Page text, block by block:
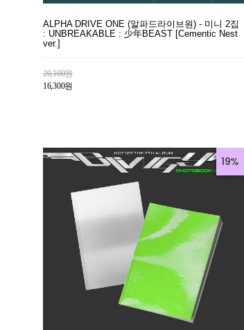
ALPHA DRIVE ONE (알파드라이브원) - 미니 2집
: UNBREAKABLE : 少年BEAST [Cementic Nest
ver.]
20,100원
16,300원
19%